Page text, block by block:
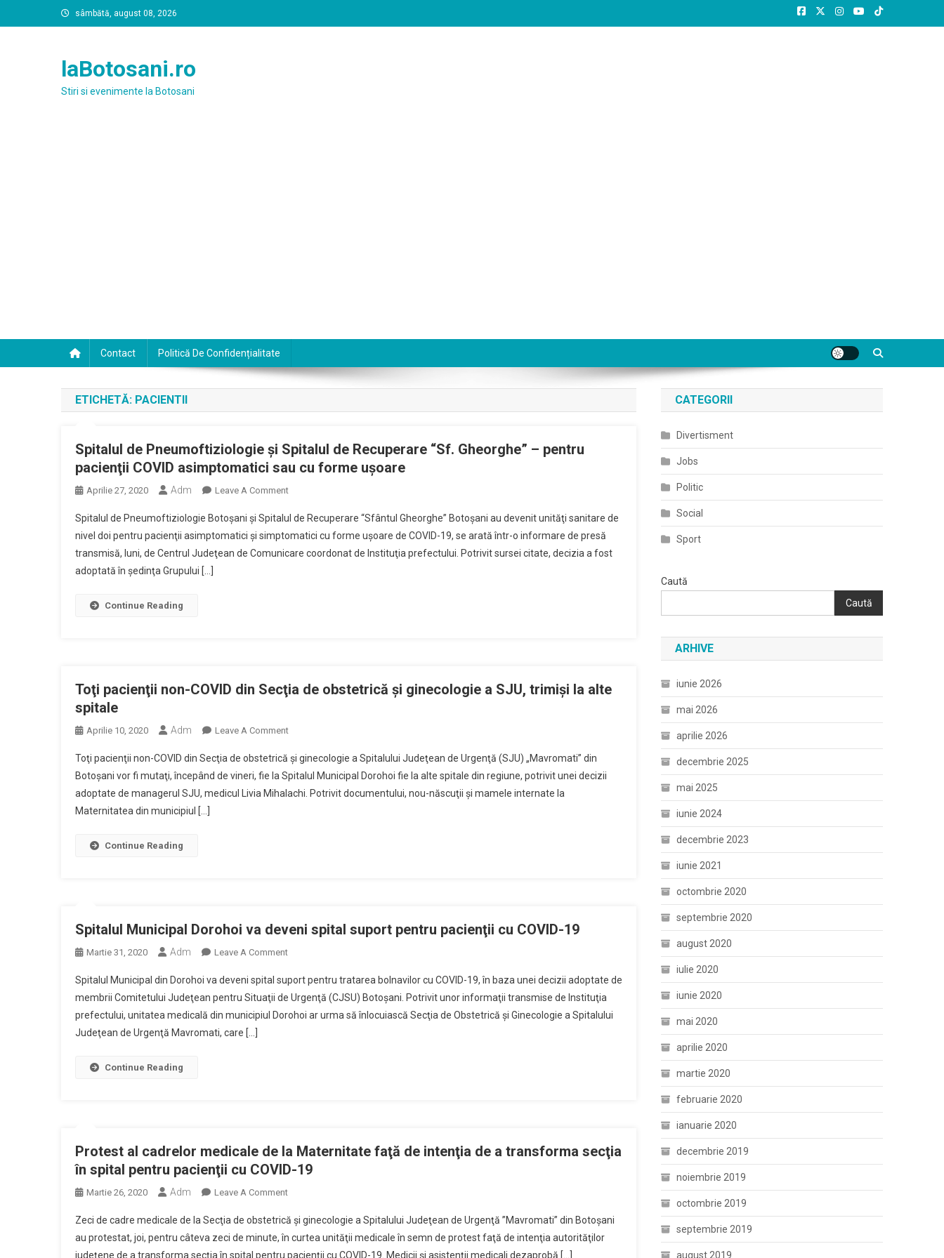
to
sâmbătă, august 08, 2026
laBotosani.ro
Stiri si evenimente la Botosani
Contact Politică De Confidențialitate
ETICHETĂ: PACIENTII
Spitalul de Pneumoftiziologie şi Spitalul de Recuperare “Sf. Gheorghe” – pentru
pacienţii COVID asimptomatici sau cu forme uşoare
Aprilie 27, 2020 Adm Leave A CommentOn
De
Pneumoftiziologie
Şi
Pacienţii
Sau
Forme
Uşoare
Spitalul de Pneumoftiziologie Botoşani şi Spitalul de Recuperare “Sfântul Gheorghe” Botoşani au devenit unităţi sanitare de
nivel doi pentru pacienţii asimptomatici şi simptomatici cu forme uşoare de COVID-19, se arată într-o informare de presă
transmisă, luni, de Centrul Judeţean de Comunicare coordonat de Instituţia prefectului. Potrivit sursei citate, decizia a fost
adoptată în şedinţa Grupului […]
Continue Reading
Toţi pacienţii non-COVID din Secţia de obstetrică şi ginecologie a SJU, trimişi la alte
spitale
Aprilie 10, 2020 Adm Leave A CommentOn
Pacienţii
Non-
COVID
SJU,
Spitale
Toţi pacienţii non-COVID din Secţia de obstetrică şi ginecologie a Spitalului Judeţean de Urgenţă (SJU) „Mavromati” din
Botoşani vor fi mutaţi, începând de vineri, fie la Spitalul Municipal Dorohoi fie la alte spitale din regiune, potrivit unei decizii
adoptate de managerul SJU, medicul Livia Mihalachi. Potrivit documentului, nou-născuţii şi mamele internate la
Maternitatea din municipiul […]
Continue Reading
Spitalul Municipal Dorohoi va deveni spital suport pentru pacienţii cu COVID-19
Martie 31, 2020 Adm Leave A CommentOn
Municipal
Dorohoi
Va
Spitalul Municipal din Dorohoi va deveni spital suport pentru tratarea bolnavilor cu COVID-19, în baza unei decizii adoptate de
membrii Comitetului Judeţean pentru Situaţii de Urgenţă (CJSU) Botoşani. Potrivit unor informaţii transmise de Instituţia
prefectului, unitatea medicală din municipiul Dorohoi ar urma să înlocuiască Secţia de Obstetrică şi Ginecologie a Spitalului
Judeţean de Urgenţă Mavromati, care […]
Continue Reading
Protest al cadrelor medicale de la Maternitate faţă de intenţia de a transforma secţia
în spital pentru pacienţii cu COVID-19
Martie 26, 2020 Adm Leave A CommentOn
Al
Cadrelor
Zeci de cadre medicale de la Secţia de obstetrică şi ginecologie a Spitalului Judeţean de Urgenţă ”Mavromati” din Botoşani
au protestat, joi, pentru câteva zeci de minute, în curtea unităţii medicale în semn de protest faţă de intenţia autorităţilor
judeţene de a transforma secţia în spital pentru pacienţii cu COVID-19. Medicii şi asistenţii medicali dezaprobă […]
CATEGORII
Divertisment
Jobs
Politic
Social
Sport
Caută
Caută
ARHIVE
iunie 2026
mai 2026
aprilie 2026
decembrie 2025
mai 2025
iunie 2024
decembrie 2023
iunie 2021
octombrie 2020
septembrie 2020
august 2020
iulie 2020
iunie 2020
mai 2020
aprilie 2020
martie 2020
februarie 2020
ianuarie 2020
decembrie 2019
noiembrie 2019
octombrie 2019
septembrie 2019
august 2019